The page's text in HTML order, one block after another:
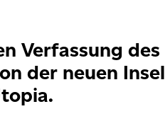
Verfassung des
der neuen Insel